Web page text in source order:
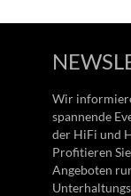
Wir
spannende
der HiFi und
Profitieren
Angeboten